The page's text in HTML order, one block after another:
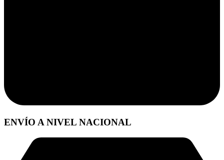
ENVÍO A NIVEL NACIONAL